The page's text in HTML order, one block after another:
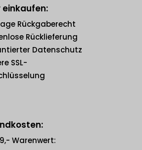
einkaufen:
Rückgaberecht
Rücklieferung
Datenschutz
SSL-
Warenwert: